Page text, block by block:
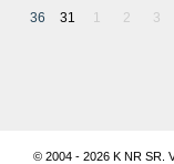
36
31 1 2 3
© 2004 - 2026 K NR SR.